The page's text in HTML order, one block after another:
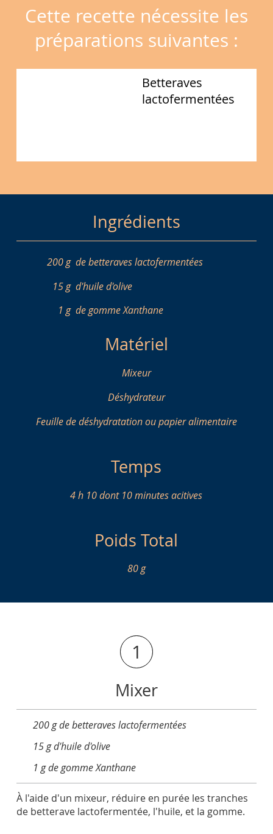
Cette recette nécessite les
préparations suivantes :
Betteraves
lactofermentées
Ingrédients
200 g de betteraves lactofermentées
15 g d'huile d'olive
1 g de gomme Xanthane
Matériel
Mixeur
Déshydrateur
Feuille de déshydratation ou papier alimentaire
Temps
4 h 10 dont 10 minutes acitives
Poids Total
80 g
1
Mixer
200 g de betteraves lactofermentées
15 g d'huile d'olive
1 g de gomme Xanthane
À l'aide d'un mixeur, réduire en purée les tranches
de betterave lactofermentée, l'huile, et la gomme.